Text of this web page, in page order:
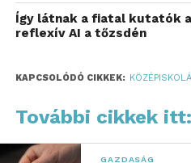
erősítő,
forint
összdíjazású
a
amelyhez
Így látnak a fiatal kutatók
reflexív AI a tőzsdén
KAPCSOLÓDÓ CIKKEK:
További cikkek
GAZDASÁG